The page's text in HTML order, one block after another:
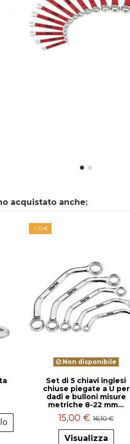
acquistato anche:
-1,10 €
Non disponibile
Set di 5 chiavi inglesi
chiuse piegate a U per
dadi e bulloni misure
metriche 8-22 mm...
15,00 € 16,10 €
Visualizza